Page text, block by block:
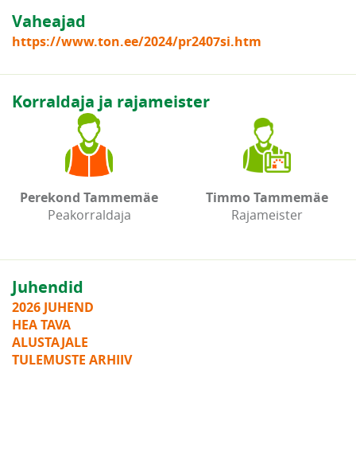
Vaheajad
https://www.ton.ee/2024/pr2407si.htm
Korraldaja ja rajameister
Perekond Tammemäe
Peakorraldaja
Timmo Tammemäe
Rajameister
Juhendid
2026 JUHEND
HEA TAVA
ALUSTAJALE
TULEMUSTE ARHIIV